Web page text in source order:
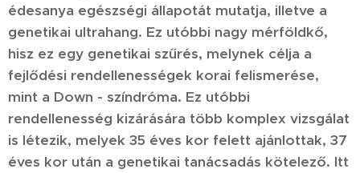
édesanya egészségi állapotát mutatja, illetve a
genetikai ultrahang. Ez utóbbi nagy mérföldkő,
hisz ez egy genetikai szűrés, melynek célja a
fejlődési rendellenességek korai felismerése,
mint a Down - színdróma. Ez utóbbi
rendellenesség kizárására több komplex vizsgálat
is létezik, melyek 35 éves kor felett ajánlottak, 37
éves kor után a genetikai tanácsadás kötelező. Itt